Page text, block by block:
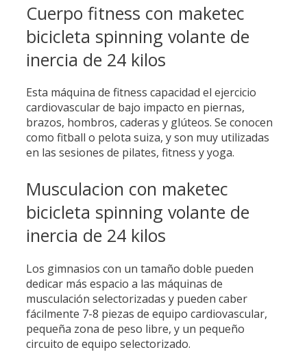
Cuerpo fitness con maketec
bicicleta spinning volante de
inercia de 24 kilos
Esta máquina de fitness capacidad el ejercicio
cardiovascular de bajo impacto en piernas,
brazos, hombros, caderas y glúteos. Se conocen
como fitball o pelota suiza, y son muy utilizadas
en las sesiones de pilates, fitness y yoga.
Musculacion con maketec
bicicleta spinning volante de
inercia de 24 kilos
Los gimnasios con un tamaño doble pueden
dedicar más espacio a las máquinas de
musculación selectorizadas y pueden caber
fácilmente 7-8 piezas de equipo cardiovascular,
pequeña zona de peso libre, y un pequeño
circuito de equipo selectorizado.